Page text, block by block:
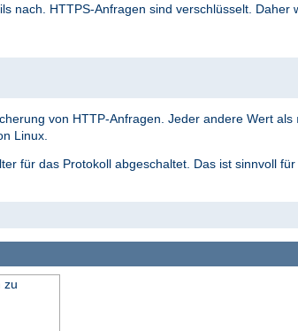
nach. HTTPS-Anfragen sind verschlüsselt. Daher
von HTTP-Anfragen. Jeder andere Wert als
Linux.
für das Protokoll abgeschaltet. Das ist sinnvoll
zu